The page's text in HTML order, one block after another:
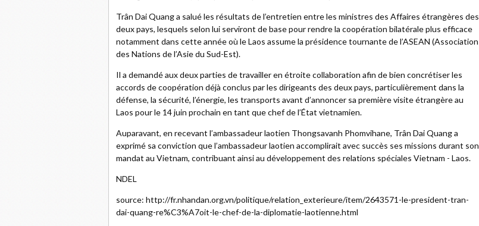
Trân Dai Quang a salué les résultats de l’entretien entre les ministres des Affaires étrangères des
deux pays, lesquels selon lui serviront de base pour rendre la coopération bilatérale plus efficace
notamment dans cette année où le Laos assume la présidence tournante de l’ASEAN (Association
des Nations de l’Asie du Sud-Est).
Il a demandé aux deux parties de travailler en étroite collaboration afin de bien concrétiser les
accords de coopération déjà conclus par les dirigeants des deux pays, particulièrement dans la
défense, la sécurité, l’énergie, les transports avant d’annoncer sa première visite étrangère au
Laos pour le 14 juin prochain en tant que chef de l’État vietnamien.
Auparavant, en recevant l’ambassadeur laotien Thongsavanh Phomvihane, Trân Dai Quang a
exprimé sa conviction que l’ambassadeur laotien accomplirait avec succès ses missions durant son
mandat au Vietnam, contribuant ainsi au développement des relations spéciales Vietnam - Laos.
NDEL
source: http://fr.nhandan.org.vn/politique/relation_exterieure/item/2643571-le-president-tran-
dai-quang-re%C3%A7oit-le-chef-de-la-diplomatie-laotienne.html